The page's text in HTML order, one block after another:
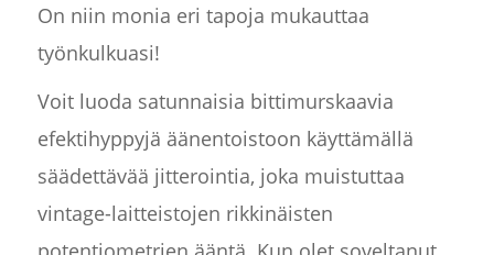
On niin monia eri tapoja mukauttaa
työnkulkuasi!
Voit luoda satunnaisia bittimurskaavia
efektihyppyjä äänentoistoon käyttämällä
säädettävää jitterointia, joka muistuttaa
vintage-laitteistojen rikkinäisten